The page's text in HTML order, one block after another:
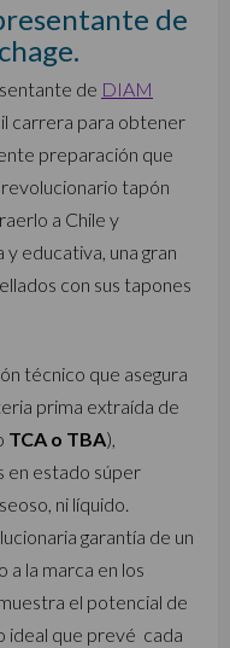
de
de DIAM
carrera para obtener
preparación que
tapón
a Chile y
educativa, una gran
con sus tapones
técnico que asegura
prima extraída de
TCA o TBA),
en estado súper
ni líquido.
garantía de un
a la marca en los
el potencial de
ideal que prevé cada